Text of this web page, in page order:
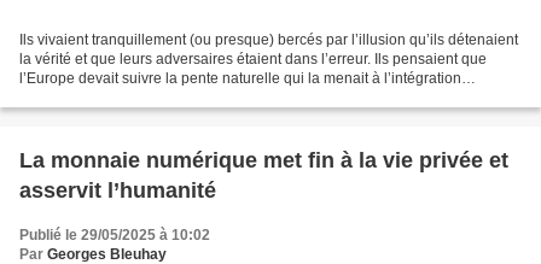
Ils vivaient tranquillement (ou presque) bercés par l’illusion qu’ils détenaient
la vérité et que leurs adversaires étaient dans l’erreur. Ils pensaient que
l’Europe devait suivre la pente naturelle qui la menait à l’intégration
La monnaie numérique met fin à la vie privée et
asservit l’humanité
Publié le 29/05/2025 à 10:02
Par Georges Bleuhay